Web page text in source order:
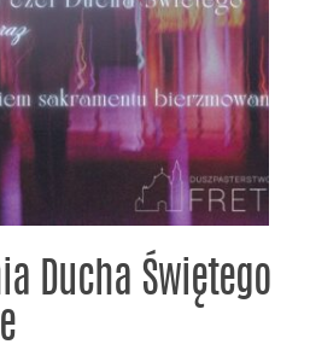
Ducha Świętego